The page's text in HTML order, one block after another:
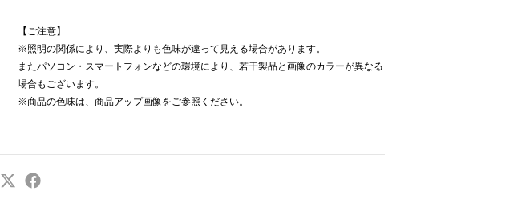
【ご注意】
※照明の関係により、実際よりも色味が違って見える場合があります。
またパソコン・スマートフォンなどの環境により、若干製品と画像のカラーが異なる
場合もございます。
※商品の色味は、商品アップ画像をご参照ください。